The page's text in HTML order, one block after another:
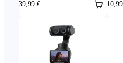
39,99 €